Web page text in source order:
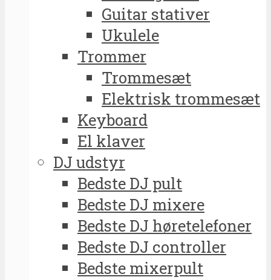
Guitar stativer
Ukulele
Trommer
Trommesæt
Elektrisk trommesæt
Keyboard
El klaver
DJ udstyr
Bedste DJ pult
Bedste DJ mixere
Bedste DJ høretelefoner
Bedste DJ controller
Bedste mixerpult